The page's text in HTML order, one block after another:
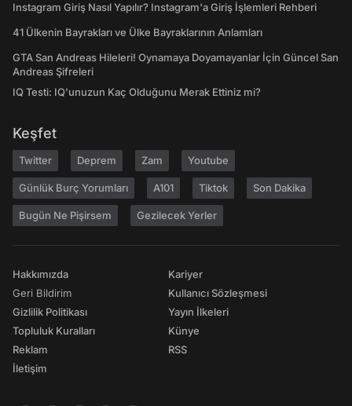
Instagram Giriş Nasıl Yapılır? Instagram'a Giriş İşlemleri Rehberi
41 Ülkenin Bayrakları ve Ülke Bayraklarının Anlamları
GTA San Andreas Hileleri! Oynamaya Doyamayanlar İçin Güncel San
Andreas Şifreleri
IQ Testi: IQ'unuzun Kaç Olduğunu Merak Ettiniz mi?
Keşfet
Twitter Deprem Zam Youtube
Günlük Burç Yorumları A101 Tiktok Son Dakika
Bugün Ne Pişirsem Gezilecek Yerler
Hakkımızda
Geri Bildirim
Gizlilik Politikası
Topluluk Kuralları
Reklam
İletişim
Kariyer
Kullanıcı Sözleşmesi
Yayın İlkeleri
Künye
RSS